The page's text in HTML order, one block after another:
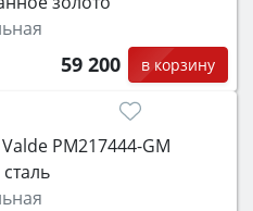
59 200 в корзину
PM217444-GM